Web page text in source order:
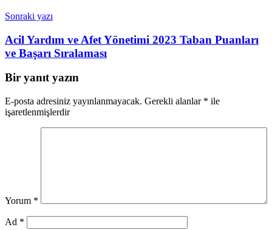
Sonraki yazı
Acil Yardım ve Afet Yönetimi 2023 Taban Puanları
ve Başarı Sıralaması
Bir yanıt yazın
E-posta adresiniz yayınlanmayacak. Gerekli alanlar * ile
işaretlenmişlerdir
Yorum *
Ad *